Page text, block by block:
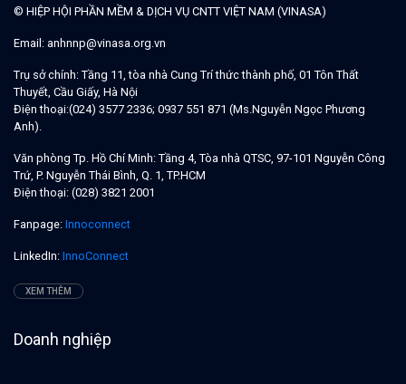
© HIỆP HỘI PHẦN MỀM & DỊCH VỤ CNTT VIỆT NAM (VINASA)
Email: anhnnp@vinasa.org.vn
Trụ sở chính: Tầng 11, tòa nhà Cung Trí thức thành phố, 01 Tôn Thất
Thuyết, Cầu Giấy, Hà Nội
Điện thoại:(024) 3577 2336; 0937 551 871 (Ms.Nguyễn Ngọc Phương
Anh).
Văn phòng Tp. Hồ Chí Minh: Tầng 4, Tòa nhà QTSC, 97-101 Nguyễn Công
Trứ, P. Nguyễn Thái Bình, Q. 1, TP.HCM
Điện thoại: (028) 3821 2001
Fanpage: Innoconnect
LinkedIn: InnoConnect
XEM THÊM
Doanh nghiệp